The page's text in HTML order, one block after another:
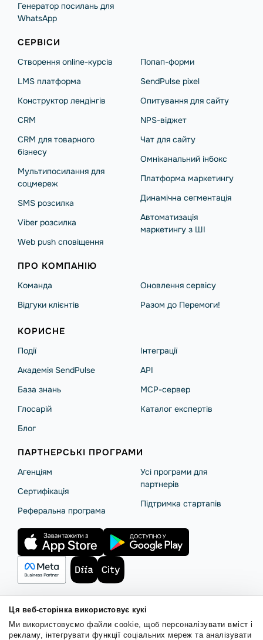
Ця веб-сторінка використовує кукі
Ми використовуємо файли cookie, щоб персоналізувати вміст і
рекламу, інтегрувати функції соціальних мереж та аналізувати
Генератор посилань для
WhatsApp
СЕРВІСИ
Створення online-курсів
LMS платформа
Конструктор лендінгів
CRM
CRM для товарного
бізнесу
Мультипосилання для
соцмереж
SMS розсилка
Viber розсилка
Web push сповіщення
Попап-форми
SendPulse pixel
Опитування для сайту
NPS-віджет
Чат для сайту
Омніканальний інбокс
Платформа маркетингу
Динамічна сегментація
Автоматизація
маркетингу з ШІ
ПРО КОМПАНІЮ
Команда
Відгуки клієнтів
Оновлення сервісу
Разом до Перемоги!
КОРИСНЕ
Події
Академія SendPulse
База знань
Глосарій
Блог
Інтеграції
API
MCP-сервер
Каталог експертів
ПАРТНЕРСЬКІ ПРОГРАМИ
Агенціям
Сертифікація
Реферальна програма
Усі програми для
партнерів
Підтримка стартапів
Правила користуванняПолітика CookiesБезпека SendPulse
Політика конфіденційності